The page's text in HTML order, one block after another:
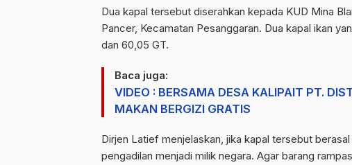
Dua kapal tersebut diserahkan kepada KUD Mina
Pancer, Kecamatan Pesanggaran. Dua kapal ikan
dan 60,05 GT.
Baca juga:
VIDEO : BERSAMA DESA KALIPAIT PT.
MAKAN BERGIZI GRATIS
Dirjen Latief menjelaskan, jika kapal tersebut
pengadilan menjadi milik negara. Agar barang